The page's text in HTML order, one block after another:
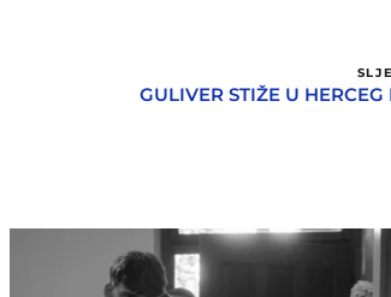
GULIVER STIŽE U HERCEG